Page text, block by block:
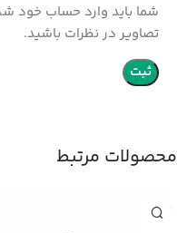
شما باید وارد حساب خود
تصاویر در نظرات باشید.
محصولات مرتبط